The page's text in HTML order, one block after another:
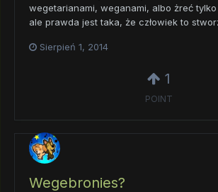
wegetarianami, weganami, albo żreć
ale prawda jest taka, że człowiek to
Sierpień 1, 2014
1
POINT
Wegebronies?